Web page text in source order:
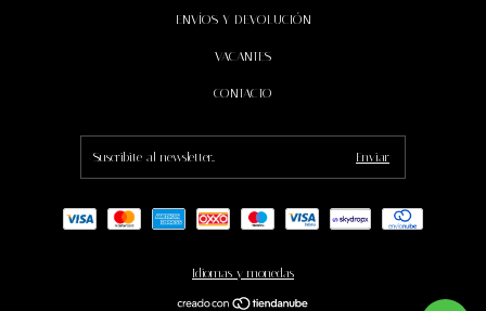
ENVÍOS Y DEVOLUCIÓN
VACANTES
CONTACTO
Idiomas y monedas